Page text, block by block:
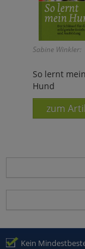
Sabine Winkler:
So lernt mein
Hund
zum
Kein